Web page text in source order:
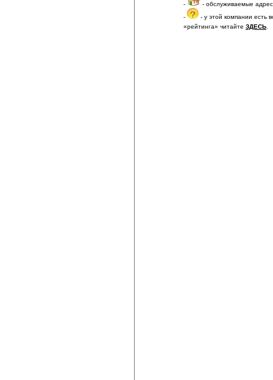
-
- обслуживаемые
-
- у этой компании есть
«рейтинга» читайте ЗДЕСЬ